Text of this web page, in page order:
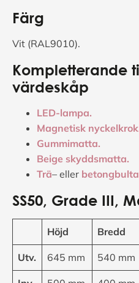
Färg
Vit (RAL9010).
Kompletterande
värdeskåp
LED-lampa.
Magnetisk
Gummimatta.
Beige skyddsmatta.
Trä– eller
SS50, Grade III,
Höjd Bredd
Utv. 645 mm 540 mm